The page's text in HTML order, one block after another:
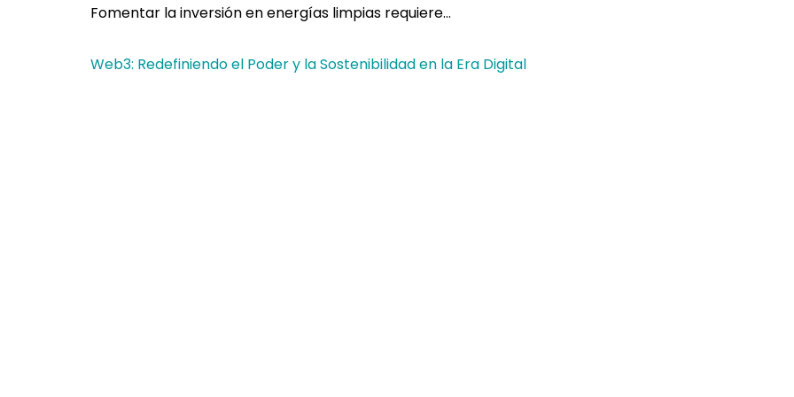
Fomentar la inversión en energías limpias requiere…
Web3: Redefiniendo el Poder y la Sostenibilidad en la Era Digital